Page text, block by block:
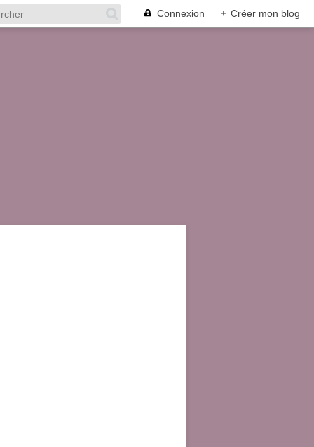
Connexion + Créer mon blog